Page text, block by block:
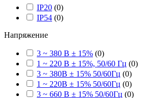
IP20 (0)
IP54 (0)
Напряжение
3 ~ 380 В ± 15% (0)
1 ~ 220 В ± 15%, 50/60 Гц (0)
3 ~ 380В ± 15% 50/60Гц (0)
1 ~ 220В ± 15% 50/60Гц (0)
3 ~ 660 В ± 15% 50/60Гц (0)